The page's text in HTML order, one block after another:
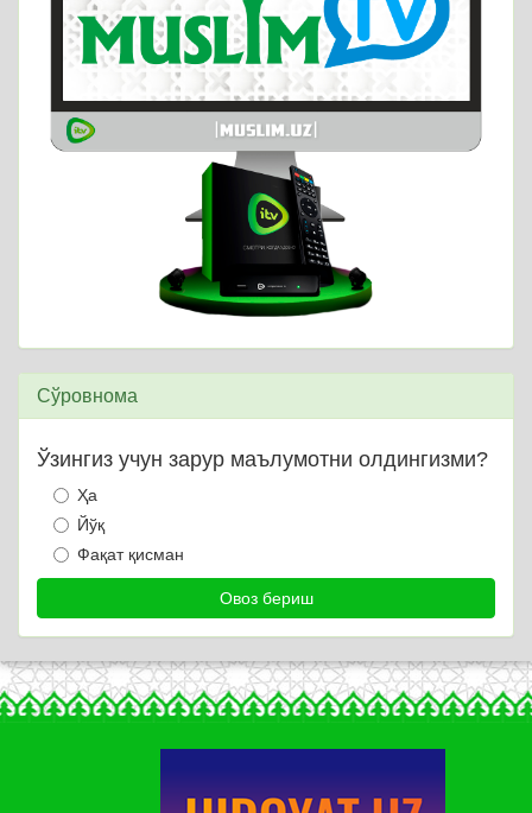
Сўровнома
Ўзингиз учун зарур маълумотни олдингизми?
Ҳа
Йўқ
Фақат қисман